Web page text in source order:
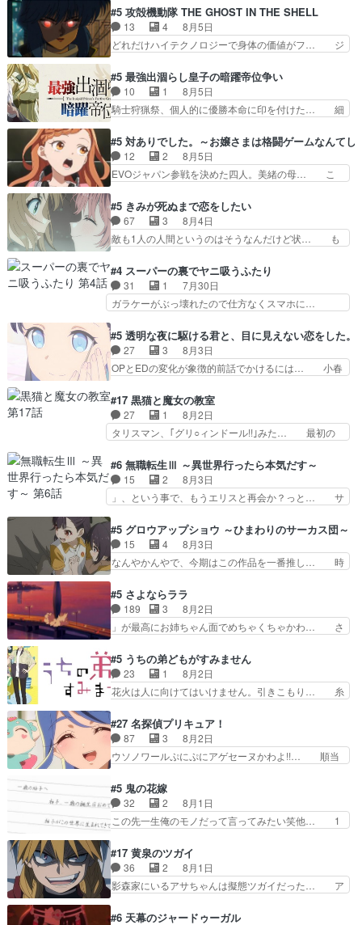
ーベルボアが暴れてると聞い… ちょっと年齢の事
を言いすぎとゆーか言い訳… ベリルの母もやはり
只者じゃなかったかベリ…
ゥーアの唯一の手駒が強すぎる笑あお… 私にとっ
て完全にご褒美回ゼー様の葉巻シー… やはりター
ニャが後方指揮だと展開に迫力が… “貧乏籤百連
無料ガチャ”100連でも1回… 2期入ってから地味
ばならぬ」って言葉に… ゼートゥーア左遷によっ
て参謀本部の連携が… 緊張感ある戦闘描写とギャ
グ今週の『有能な…
#5 攻殻機動隊 THE GHOST IN THE SHELL
13 4
8月5日
どれだけハイテクノロジーで身体の価値がフ… ジ
コマだいぶ理性持ち始めた。この世界の… 原作読
んだのもう何年も前なのに、覚えてる… コイルの
汚職を突き止めるべくバトーの指導… やまとん1
号はどこの部分で使うのだろう？… 日本とロシア
primevideoで視聴しまし… 前回同様『イノセン
ス』を含む押井・神山版… 第５話「EPISODEラ
ストの母親の気持…
#5 最強出涸らし皇子の暗躍帝位争い
10 1
8月5日
騎士狩猟祭、個人的に優勝本命に印を付けた… 細
ナがチートすぎる笑アルは最初から自分… プラネ
ット・ウィズ展開アツいな「騎士狩猟… 麦茶どこ
ろかタイトル通り麦茶の出涸らしぐ… 第５話を
ABEMAで視聴しました。視聴に… 復讐に燃える
が“萌え”なのでこの娘が皇帝… ウサギ好きそうな
王女殿下がかわいい。幼馴… ついに始まった狩猟
祭。エルナの活躍で上位…
#5 対ありでした。～お嬢さまは格闘ゲームなんてし
12 2
8月5日
EVOジャパン参戦を決めた四人。美緒の母… こ
目は気品溢れてるのに中身は…美緒ママ… テー
マ：格ゲー大会に行くには？感想は、美… 大会を
前に格ゲー熱が高まる一方、百合の本… 東京で開
催される格ゲー大会に参加すること… Japanに向
めに東京へ!/でも観光よ… 旅の支度全部やってく
れる先輩、なんだかん… 第５話をｄアニメストア
で視聴しました。視…
#5 きみが死ぬまで恋をしたい
67 3
8月4日
敵も1人の人間というのはそうなんだけど状… も
を人間に戻して欲しいでも自分達が代わ… ご視聴
ありがとうございました見るたびに切… 誰かと思
ったらちゅー先輩か。しれっと相方… 第５話感
想：コ□した相手にも家族や…､戦… つらい回
ナとミミも可愛かった2人の関係… 確かに相手に
も家族や大切な人はいるけど、… 白シャツが作業
着みたいなもんなんですかね…
#4 スーパーの裏でヤニ吸うふたり
31 1
7月30日
ガラケーがぶっ壊れたので仕方なくスマホに…
はり出オチ感が否めず、エピソードの打率… 田山
さんが佐々木さんに沼っていく…こんな… 佐々木
さん、腕フェチなんですね笑最近まじ… 佐々木が
ガラケーからスマホに変えるって、… もうドラマ
ゃわない？佐々木さんの優しさ… 先行で見た時よ
り2人のやり取りに癒しを感… ABEMA版の7〜8
話佐々木が実年齢以上…
#5 透明な夜に駆ける君と、目に見えない恋をした。
27 3
8月3日
OPとEDの変化が象徴的前話でかけるには… 小春
か、こんな風に見えてるのかぁ。かける… 完全な
両片思いになりましたねぇ…OPとE… 余計な物
は描かず白く靄がかった小春ちゃん… 光も感じな
い完全な盲目なんやね…おめかし… 母役に能登さ
も描かれていて良かった本当… 股に海豚を挟み水
上バスでの会話を反芻…恋… OPEDとも無人バー
ジョンから主人公２人…
#17 黒猫と魔女の教室
27 1
8月2日
タリスマン、｢グリ○ィンドール!!｣みた… 最初の
ホントスピカが大好きだよね。ツン… 一等級ポテ
ンシャルのアリアちゃん可愛くて… そういや、ア
リアは能力は最上級のくせに、… とうとうアリア
と直接競う場がきたこれまで… 毎度ながらのスピ
マン趣味ダダ漏れで好き… 期末試験が始まろうと
しておりスピカは対策… 能力鑑定胸像タリスマン
氏容姿も評価してし…
#6 無職転生Ⅲ ～異世界行ったら本気だす～
15 2
8月3日
」、という事で、もうエリスと再会か？っと… サ
関係の清算が粛々と進められているサラ… サラと
の関係に対して完全に「昔の女」とし… ルーシー
にデレるルディが完全に親バカで微… サラとは会
ってほしいちゃんとした別れ方し… サラは未練0
キャラモヤモヤする別れ方だ… 役で出演させてい
ただきました！よろしくお… 毎クールメインヒロ
インを好きになっちゃう…
#5 グロウアップショウ ～ひまわりのサーカス団～
15 4
8月3日
なんやかんやで、今期はこの作品を一番推し… 時
愛すぎるな楠木ともりちゃんのね… デフォルメさ
れた表情が特に多かったのが印… 葵＆茜の回も良
きでした。あの証拠写真、ひ… 互いが互いのこと
を想っているのにすれ違っ… 第５話をｄアニメス
んと練習したい〟と言… 本当この作品は「キャ
ラ」を活かすのがうま… みずかちゃんの介入で双
子の仲にヒビが………
#5 さよならララ
189 3
8月2日
」が最高にお姉ちゃん面でめちゃくちゃかわ… さ
を振り切ってみんなに謝ったララの思い… 仕事に
馴染めない辺り観ていて苦しいところ… ララちゃ
んの事情はもう少し皆に話して良い… ララと茉里
とで初のアルバイト。七転八倒し… 労働するプリ
てケーキ食べて、帰りにカメ… ララが働く事での
てんやわんや。働いて大変… 地道に働き人と関わ
る日々の中に愛を見いだ…
#5 うちの弟どもがすみません
23 1
8月2日
花火は人に向けてはいけません。引きこもり… 糸
お名前を見たんだけどあの中村大樹さん… 糸ちゃ
んカッケー、色んな意味でwゲームが… 姉から性
的興奮覚えてないよね？なんて言わ… テーマ：引
きこもりの理由感想は、久しぶり… 元ゲーマーな
んの距離感おかしいね(*´… 糸と源ははよ好きお
うとると言わんかい！引… ショウくんと対等に話
すためにゲームをする…
#27 名探偵プリキュア！
87 3
8月2日
ウソノワールぷにぷにアゲセーヌかわよ!!… 順当
取り戻し正式に探偵事務所で働き始め… ポワロ、
元ネタを解説して原作に誘導するの… くれあさん
の探偵としての初事件にしてちょ… ・急にクイズ
番組が始まったw・妖精ウソノ… るるかの助手だ
の！？クレアさん探偵すぎ… 突然のポアロクイズ
は草なんよ。んで、あん… 今回からついにくれあ
が探偵事務所の仲間に…
#5 鬼の花嫁
32 2
8月1日
この先一生俺のモノだって言ってみたい笑他… 1
さん柚子に18年分の誕生日プレゼント… 柚子は
鬼龍院家から初めて学校に通う事にな… プレゼン
ト攻撃ヤバすぎるwwwヴァイオレ… 玲夜さまサ
プライズの、これまでの柚子ちゃ… 玲夜から柚子
んへ…もう中学生な… 梅原の人が18歳になるま
#17 黄泉のツガイ
36 2
8月1日
影森家にいるアサちゃんは擬態ツガイだった… ア
にアサはいなかった逆にガブちゃんはい… 影森の
#6 天幕のジャードゥーガル